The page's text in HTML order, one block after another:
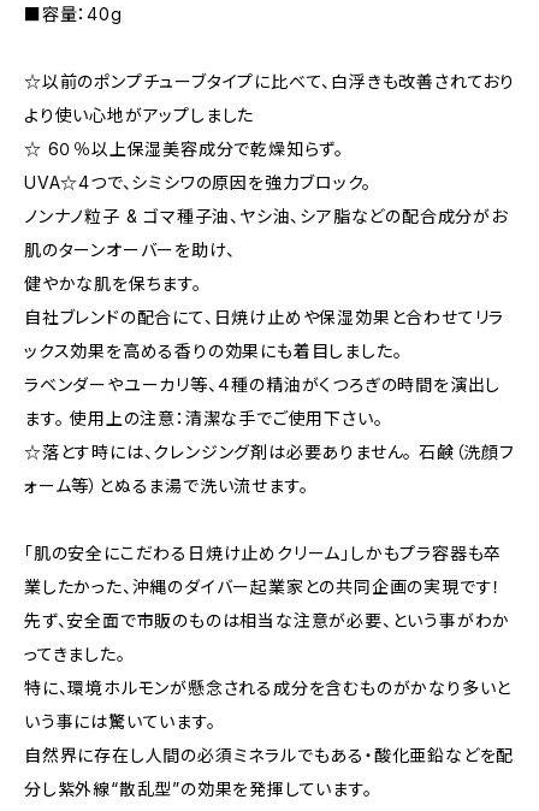
■容量：40g
☆以前のポンプチューブタイプに比べて、白浮きも改善されており
より使い心地がアップしました
☆ 6０％以上保湿美容成分で乾燥知らず。
UVA☆4つで、シミシワの原因を強力ブロック。
ノンナノ粒子 & ゴマ種子油、ヤシ油、シア脂などの配合成分がお
肌のターンオーバーを助け、
健やかな肌を保ちます。
自社ブレンドの配合にて、日焼け止めや保湿効果と合わせてリラ
ックス効果を高める香りの効果にも着目しました。
ラベンダーやユーカリ等、４種の精油がくつろぎの時間を演出し
ます。 使用上の注意：清潔な手でご使用下さい。
☆落とす時には、クレンジング剤は必要ありません。 石鹸（洗顔フ
ォーム等）とぬるま湯で洗い流せます。
「肌の安全にこだわる日焼け止めクリーム」しかもプラ容器も卒
業したかった、沖縄のダイバー起業家との共同企画の実現です！
先ず、安全面で市販のものは相当な注意が必要、という事がわか
ってきました。
特に、環境ホルモンが懸念される成分を含むものがかなり多いと
いう事には驚いています。
自然界に存在し人間の必須ミネラルでもある・酸化亜鉛などを配
分し紫外線“散乱型”の効果を発揮しています。